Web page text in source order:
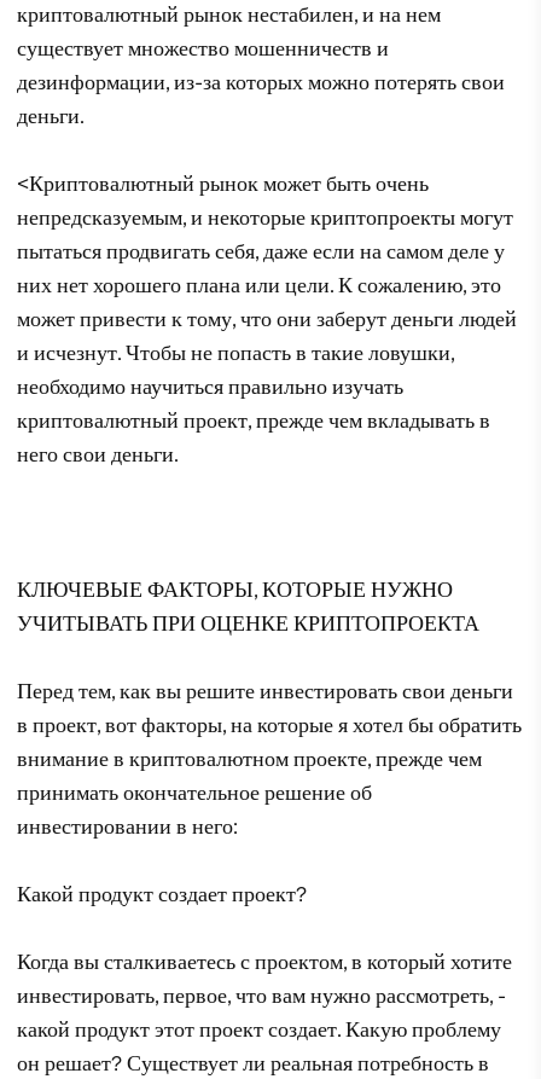
криптовалютный рынок нестабилен, и на нем
существует множество мошенничеств и
дезинформации, из-за которых можно потерять свои
деньги.
<Криптовалютный рынок может быть очень
непредсказуемым, и некоторые криптопроекты могут
пытаться продвигать себя, даже если на самом деле у
них нет хорошего плана или цели. К сожалению, это
может привести к тому, что они заберут деньги людей
и исчезнут. Чтобы не попасть в такие ловушки,
необходимо научиться правильно изучать
криптовалютный проект, прежде чем вкладывать в
него свои деньги.
КЛЮЧЕВЫЕ ФАКТОРЫ, КОТОРЫЕ НУЖНО
УЧИТЫВАТЬ ПРИ ОЦЕНКЕ КРИПТОПРОЕКТА
Перед тем, как вы решите инвестировать свои деньги
в проект, вот факторы, на которые я хотел бы обратить
внимание в криптовалютном проекте, прежде чем
принимать окончательное решение об
инвестировании в него:
Какой продукт создает проект?
Когда вы сталкиваетесь с проектом, в который хотите
инвестировать, первое, что вам нужно рассмотреть, -
какой продукт этот проект создает. Какую проблему
он решает? Существует ли реальная потребность в